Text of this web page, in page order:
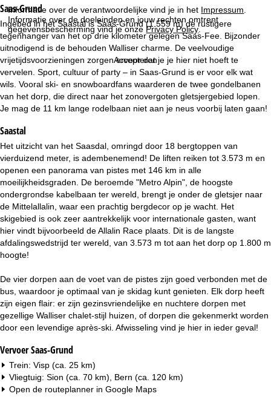
Informatie over de verantwoordelijke vind je in het Impressum
Informatie over de doeleinden en jouw rechten omtrent
gegevensbescherming vind je onze Privacy Policy.
Accepteren
r
t
p
a
g
i
n
a
Saas-Grund
Ingebed in het Saastal is Saas-Grund (1.559 m) de rustigere
tegenhanger van het op drie kilometer gelegen Saas-Fee. Bijzonder
uitnodigend is de behouden Walliser charme. De veelvoudige
vrijetijdsvoorzieningen zorgen ervoor dat je je hier niet hoeft te
vervelen. Sport, cultuur of party – in Saas-Grund is er voor elk wat
wils. Vooral ski- en snowboardfans waarderen de twee gondelbanen
van het dorp, die direct naar het zonovergoten gletsjergebied lopen.
Je mag de 11 km lange rodelbaan niet aan je neus voorbij laten gaan!
Saastal
Het uitzicht van het Saasdal, omringd door 18 bergtoppen van
vierduizend meter, is adembenemend! De liften reiken tot 3.573 m en
openen een panorama van pistes met 146 km in alle
moeilijkheidsgraden. De beroemde "Metro Alpin", de hoogste
ondergrondse kabelbaan ter wereld, brengt je onder de gletsjer naar
de Mittelallalin, waar een prachtig bergdecor op je wacht. Het
skigebied is ook zeer aantrekkelijk voor internationale gasten, want
hier vindt bijvoorbeeld de Allalin Race plaats. Dit is de langste
afdalingswedstrijd ter wereld, van 3.573 m tot aan het dorp op 1.800 m
hoogte!
De vier dorpen aan de voet van de pistes zijn goed verbonden met de
bus, waardoor je optimaal van je skidag kunt genieten. Elk dorp heeft
zijn eigen flair: er zijn gezinsvriendelijke en nuchtere dorpen met
gezellige Walliser chalet-stijl huizen, of dorpen die gekenmerkt worden
door een levendige après-ski. Afwisseling vind je hier in ieder geval!
Vervoer Saas-Grund
Trein: Visp (ca. 25 km)
Vliegtuig: Sion (ca. 70 km), Bern (ca. 120 km)
Open de routeplanner in Google Maps